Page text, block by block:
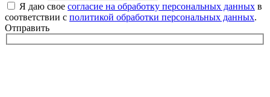
Я даю свое согласие на обработку персональных данных в
соответствии с политикой обработки персональных данных.
Отправить